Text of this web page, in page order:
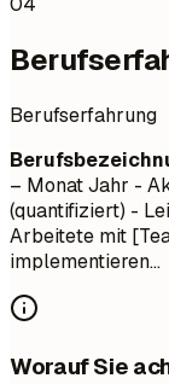
Berufserfahrung
– Monat Jahr -
(quantifiziert) -
Arbeitete mit
implementieren...
Worauf Sie